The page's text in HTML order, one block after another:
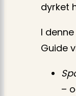
dyrket
I
Guide
–